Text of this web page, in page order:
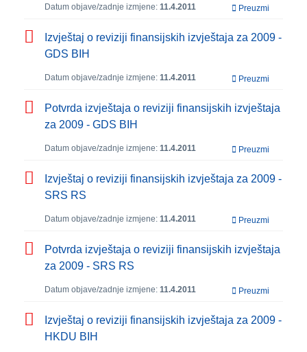
Datum objave/zadnje izmjene: 11.4.2011 Preuzmi
Izvještaj o reviziji finansijskih izvještaja za 2009 -
GDS BIH
Datum objave/zadnje izmjene: 11.4.2011 Preuzmi
Potvrda izvještaja o reviziji finansijskih izvještaja
za 2009 - GDS BIH
Datum objave/zadnje izmjene: 11.4.2011 Preuzmi
Izvještaj o reviziji finansijskih izvještaja za 2009 -
SRS RS
Datum objave/zadnje izmjene: 11.4.2011 Preuzmi
Potvrda izvještaja o reviziji finansijskih izvještaja
za 2009 - SRS RS
Datum objave/zadnje izmjene: 11.4.2011 Preuzmi
Izvještaj o reviziji finansijskih izvještaja za 2009 -
HKDU BIH